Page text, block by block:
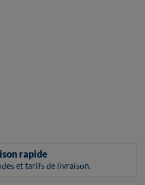
rapide
et tarifs de livraison.